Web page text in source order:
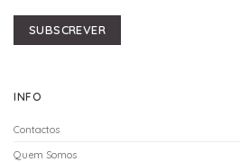
SUBSCREVER
INFO
Contactos
Quem Somos